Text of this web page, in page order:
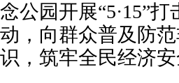
念公园开展“5·15”
动，向群众普及防
识，筑牢全民经济安